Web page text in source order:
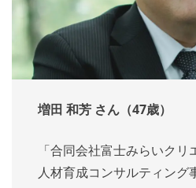
増田 和芳 さん（47歳）
「合同会社富士みらいク
人材育成コンサルティング